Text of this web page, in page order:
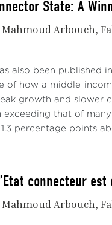
State: A
Mahmoud Arbouch
also been published
of how a middle-
growth and slower
that of
percentage points
connecteur
Mahmoud Arbouch